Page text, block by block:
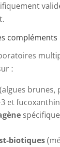
compléments
:
brunes,
et
biotiques